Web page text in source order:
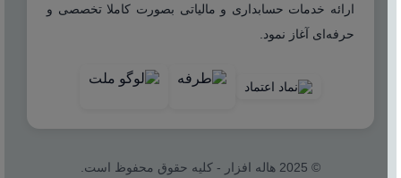
ارائه خدمات حسابداری و مالیاتی بصورت کاملا تخصصی و
حرفه‌ای آغاز نمود.
© 2025 هاله افزار - کلیه حقوق محفوظ است.